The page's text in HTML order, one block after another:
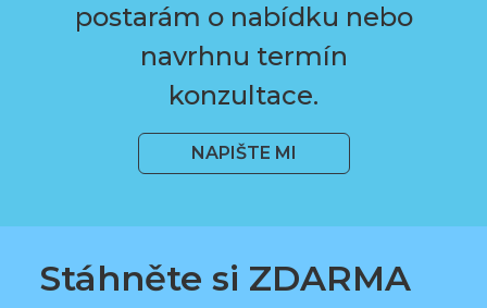
postarám o nabídku nebo
navrhnu termín
konzultace.
NAPIŠTE MI
Stáhněte si ZDARMA